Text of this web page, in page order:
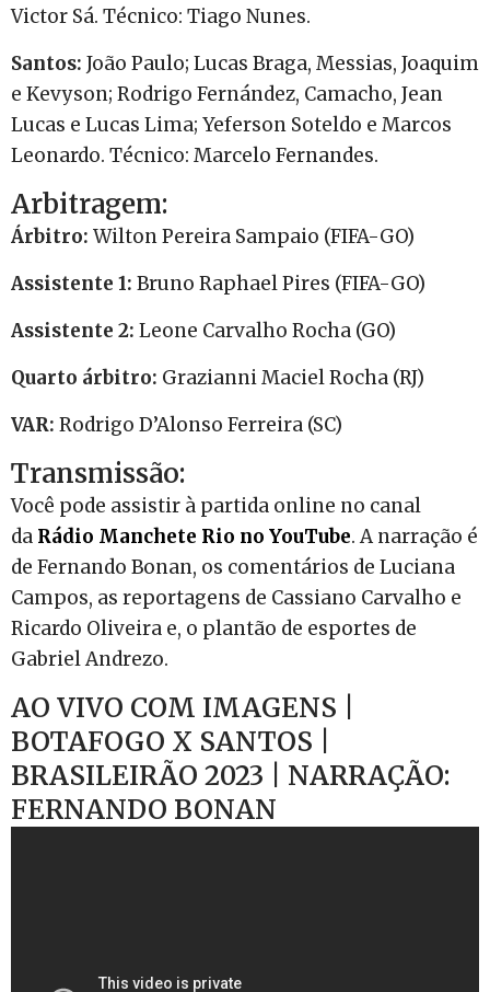
Victor Sá. Técnico: Tiago Nunes.
Santos: João Paulo; Lucas Braga, Messias, Joaquim
e Kevyson; Rodrigo Fernández, Camacho, Jean
Lucas e Lucas Lima; Yeferson Soteldo e Marcos
Leonardo. Técnico: Marcelo Fernandes.
Arbitragem:
Árbitro: Wilton Pereira Sampaio (FIFA-GO)
Assistente 1: Bruno Raphael Pires (FIFA-GO)
Assistente 2: Leone Carvalho Rocha (GO)
Quarto árbitro: Grazianni Maciel Rocha (RJ)
VAR: Rodrigo D’Alonso Ferreira (SC)
Transmissão:
Você pode assistir à partida online no canal
da Rádio Manchete Rio no YouTube. A narração é
de Fernando Bonan, os comentários de Luciana
Campos, as reportagens de Cassiano Carvalho e
Ricardo Oliveira e, o plantão de esportes de
Gabriel Andrezo.
AO VIVO COM IMAGENS |
BOTAFOGO X SANTOS |
BRASILEIRÃO 2023 | NARRAÇÃO:
FERNANDO BONAN